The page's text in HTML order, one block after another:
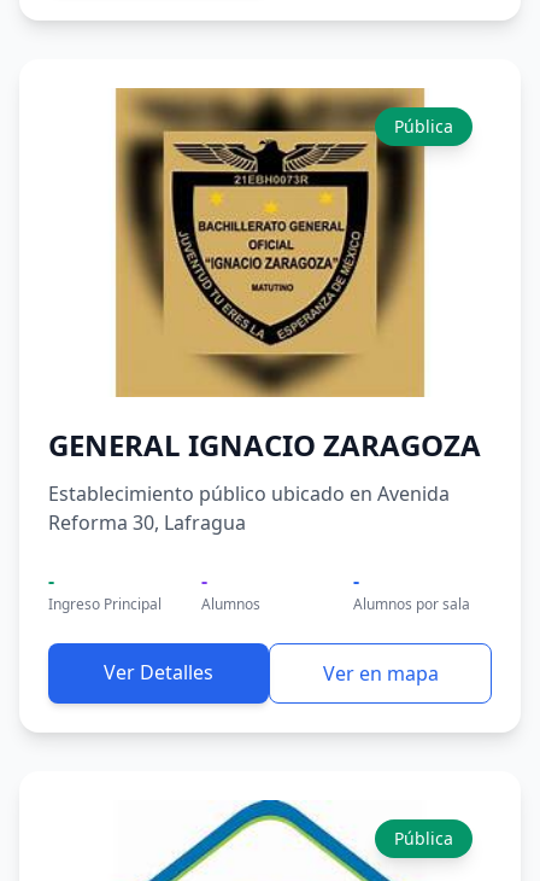
Pública
GENERAL IGNACIO ZARAGOZA
Establecimiento público ubicado en Avenida
Reforma 30, Lafragua
-
Ingreso Principal
-
Alumnos
-
Alumnos por sala
Ver Detalles Ver en mapa
Pública